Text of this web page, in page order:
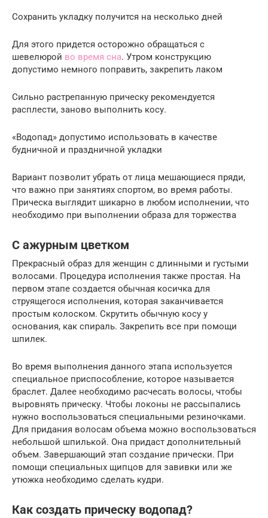
Сохранить укладку получится на несколько дней
Для этого придется осторожно обращаться с
шевелюрой во время сна. Утром конструкцию
допустимо немного поправить, закрепить лаком
Сильно растрепанную прическу рекомендуется
расплести, заново выполнить косу.
«Водопад» допустимо использовать в качестве
будничной и праздничной укладки
Вариант позволит убрать от лица мешающиеся пряди,
что важно при занятиях спортом, во время работы.
Прическа выглядит шикарно в любом исполнении, что
необходимо при выполнении образа для торжества
С ажурным цветком
Прекрасный образ для женщин с длинными и густыми
волосами. Процедура исполнения также простая. На
первом этапе создается обычная косичка для
струящегося исполнения, которая заканчивается
простым колоском. Скрутить обычную косу у
основания, как спираль. Закрепить все при помощи
шпилек.
Во время выполнения данного этапа используется
специальное приспособление, которое называется
браслет. Далее необходимо расчесать волосы, чтобы
выровнять прическу. Чтобы локоны не рассыпались
нужно воспользоваться специальными резиночками.
Для придания волосам объема можно воспользоваться
небольшой шпилькой. Она придаст дополнительный
объем. Завершающий этап создание прически. При
помощи специальных щипцов для завивки или же
утюжка необходимо сделать кудри.
Как создать прическу водопад?